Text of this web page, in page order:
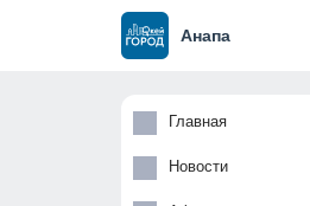
Анапа
Главная
Новости